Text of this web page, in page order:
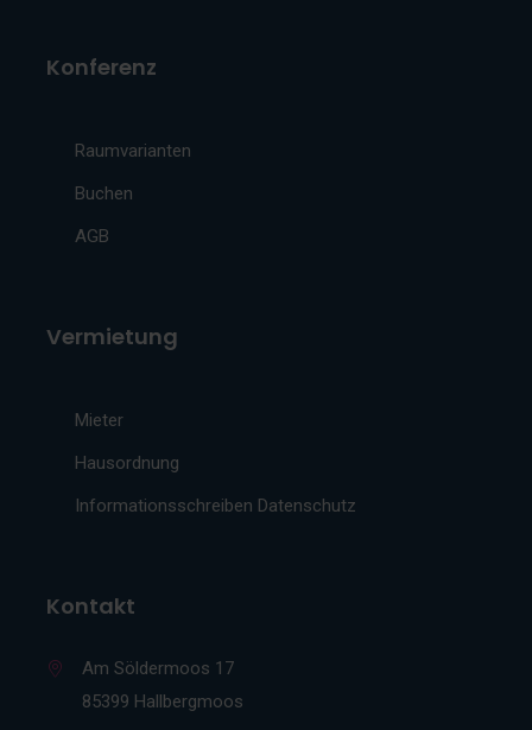
Konferenz
Raumvarianten
Buchen
AGB
Vermietung
Mieter
Hausordnung
Informationsschreiben Datenschutz
Kontakt
Am Söldermoos 17
85399 Hallbergmoos